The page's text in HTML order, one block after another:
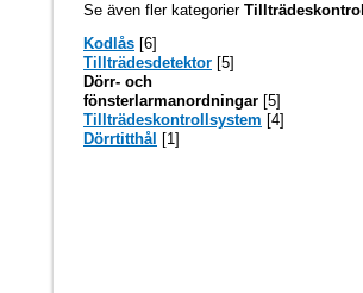
Se även fler kategorier Tillträdeskontroll
Kodlås [6]
Tillträdesdetektor [5]
Dörr- och
fönsterlarmanordningar [5]
Tillträdeskontrollsystem [4]
Dörrtitthål [1]